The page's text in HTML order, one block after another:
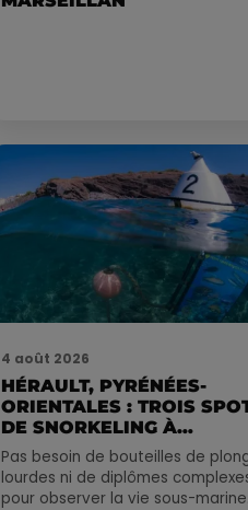
4 août 2026
HÉRAULT, PYRÉNÉES-
ORIENTALES : TROIS
DE SNORKELING À
EXPLORER...
Pas besoin de bouteilles de
lourdes ni de diplômes
pour observer la vie sous-